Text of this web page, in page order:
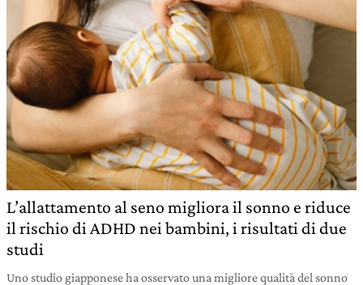
L’allattamento al seno migliora il sonno e riduce
il rischio di ADHD nei bambini, i risultati di due
studi
Uno studio giapponese ha osservato una migliore qualità del sonno